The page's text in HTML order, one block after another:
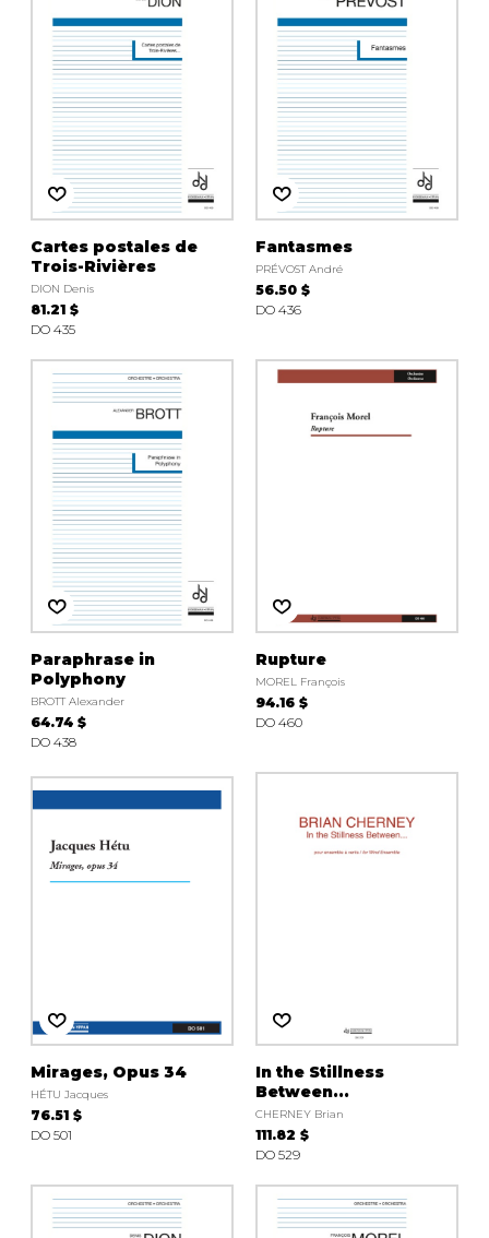
Cartes postales de
Trois-Rivières
DION Denis
81.21 $
DO 435
Fantasmes
PRÉVOST André
56.50 $
DO 436
Paraphrase in
Polyphony
BROTT Alexander
64.74 $
DO 438
Rupture
MOREL François
94.16 $
DO 460
Mirages, Opus 34
HÉTU Jacques
76.51 $
DO 501
In the Stillness
Between...
CHERNEY Brian
111.82 $
DO 529